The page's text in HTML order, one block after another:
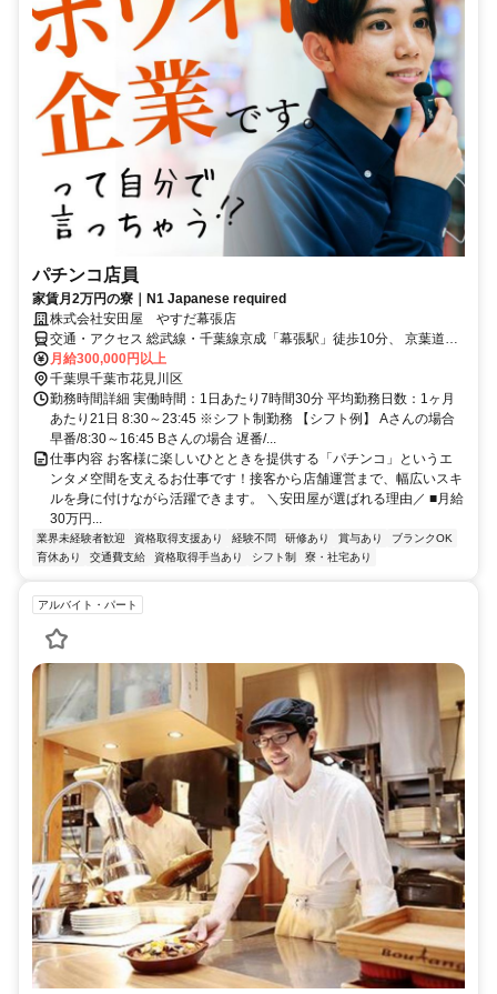
パチンコ店員
家賃月2万円の寮｜N1 Japanese required
株式会社安田屋 やすだ幕張店
交通・アクセス 総武線・千葉線京成「幕張駅」徒歩10分、 京葉道路
幕張ICを出て14号線を千葉方面へ車で約5分
月給300,000円以上
千葉県千葉市花見川区
勤務時間詳細 実働時間：1日あたり7時間30分 平均勤務日数：1ヶ月
あたり21日 8:30～23:45 ※シフト制勤務 【シフト例】 Aさんの場合
早番/8:30～16:45 Bさんの場合 遅番/...
仕事内容 お客様に楽しいひとときを提供する「パチンコ」というエ
ンタメ空間を支えるお仕事です！接客から店舗運営まで、幅広いスキ
ルを身に付けながら活躍できます。 ＼安田屋が選ばれる理由／ ■月給
30万円...
業界未経験者歓迎 資格取得支援あり 経験不問 研修あり 賞与あり
ブランクOK
育休あり
交通費支給 資格取得手当あり シフト制 寮・社宅あり
アルバイト・パート